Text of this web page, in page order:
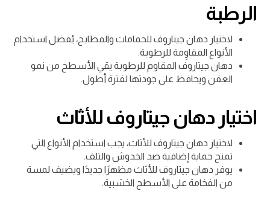
الرطبة
لاختيار دهان جيتاروف للحمامات والمطابخ، يُفضل استخدام
الأنواع المقاوِمة للرطوبة.
دهان جيتاروف المقاوم للرطوبة يقي الأسطح من نمو
العفن ويحافظ على جودتها لفترة أطول.
اختيار دهان جيتاروف للأثاث
لاختيار دهان جيتاروف للأثاث، يجب استخدام الأنواع التي
تمنح حماية إضافية ضد الخدوش والتلف.
يوفر دهان جيتاروف للأثاث مظهرًا جديدًا ويضيف لمسة
من الفخامة على الأسطح الخشبية.